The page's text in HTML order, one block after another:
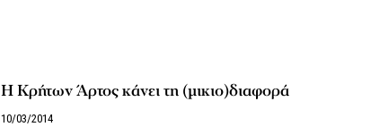
Η Κρήτων Άρτος κάνει τη (μικιο)διαφορά
10/03/2014